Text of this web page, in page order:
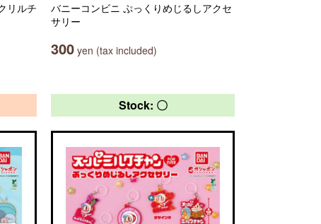
リルチ
バニーコンビニ ぷっくりめじるしアクセ
サリー
300 yen (tax included)
Stock: 〇